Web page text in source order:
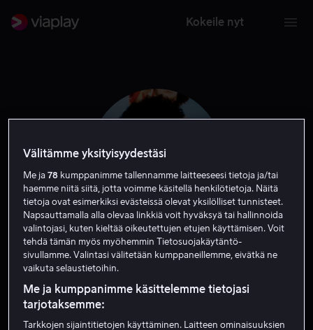
Kokeile nyt
Will Speck
Tuottaja Ohjaaja Tuotannonjohtaja
Välitämme yksityisyydestäsi
Me ja78 kumppanimme tallennamme laitteeseesi tietoja ja/tai
haemme niitä siitä, jotta voimme käsitellä henkilötietoja. Näitä
tietoja ovat esimerkiksi evästeissä olevat yksilölliset tunnisteet.
Napsauttamalla alla olevaa linkkiä voit hyväksyä tai hallinnoida
valintojasi, kuten kieltää oikeutettujen etujen käyttämisen. Voit
tehdä tämän myös myöhemmin Tietosuojakäytäntö-
sivullamme. Valintasi välitetään kumppaneillemme, eivätkä ne
vaikuta selaustietoihin.
Me ja kumppanimme käsittelemme tietojasi
tarjotaksemme:
Tarkkojen sijaintitietojen käyttäminen. Laitteen ominaisuuksien